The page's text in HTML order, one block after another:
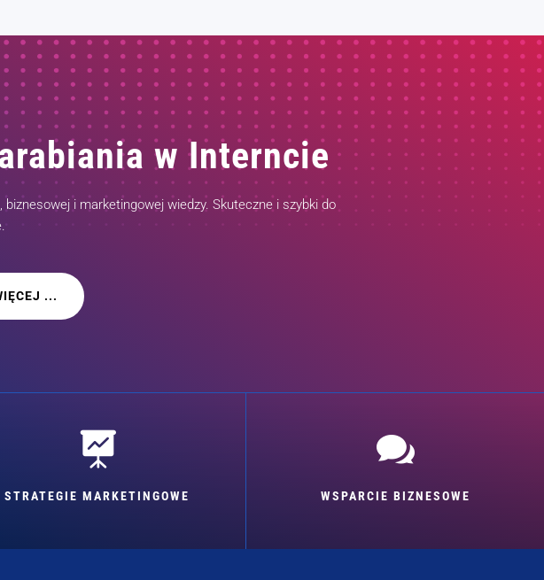
w Interncie
i marketingowej wiedzy. Skuteczne i szybki do
...

STRATEGIE MARKETINGOWE

WSPARCIE BIZNESOWE